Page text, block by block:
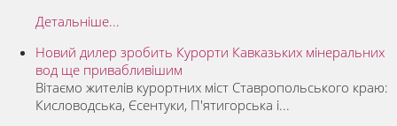
Детальніше...
Новий дилер зробить Курорти Кавказьких мінеральних
вод ще привабливішим
Вітаємо жителів курортних міст Ставропольського краю:
Кисловодська, Єсентуки, П'ятигорська і...